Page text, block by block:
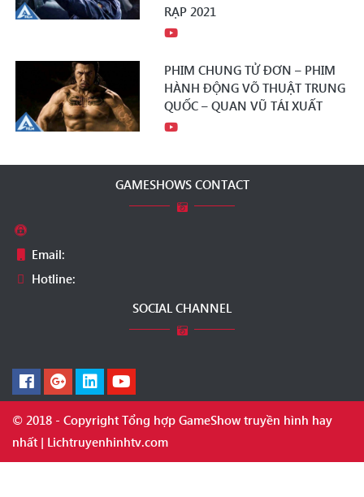
RẠP 2021
PHIM CHUNG TỬ ĐƠN – PHIM
HÀNH ĐỘNG VÕ THUẬT TRUNG
QUỐC – QUAN VŨ TÁI XUẤT
GAMESHOWS CONTACT
Email:
Hotline:
SOCIAL CHANNEL
© 2018 - Copyright Tổng hợp GameShow truyền hình hay
nhất | Lichtruyenhinhtv.com